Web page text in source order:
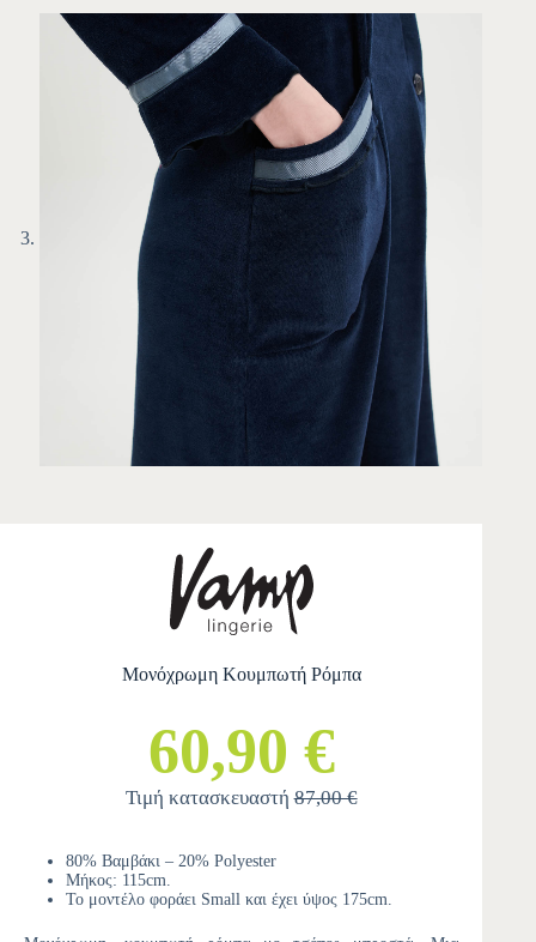
Μονόχρωμη Κουμπωτή Ρόμπα
60,90 €
Τιμή κατασκευαστή87,00 €
80% Βαμβάκι – 20% Polyester
Μήκος: 115cm.
Το μοντέλο φοράει Small και έχει ύψος 175cm.